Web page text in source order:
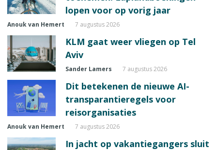
lopen voor op vorig jaar
Anouk van Hemert 7 augustus 2026
KLM gaat weer vliegen op Tel
Aviv
Sander Lamers 7 augustus 2026
Dit betekenen de nieuwe AI-
transparantieregels voor
reisorganisaties
Anouk van Hemert 7 augustus 2026
In jacht op vakantiegangers sluit